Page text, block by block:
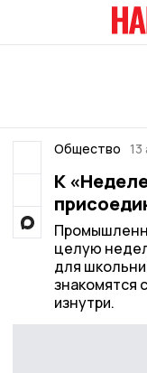
Общество
К
целую
для
знакомятся
изнутри.